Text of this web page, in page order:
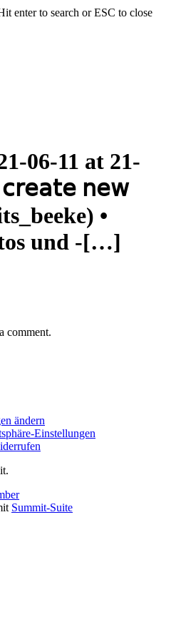
enter to search or ESC to close
06-11 at 21-
𝖼𝗋𝖾𝖺𝗍𝖾 𝗇𝖾𝗐
•
und -[…]
comment.
ändern
Einstellungen
Summit-Suite